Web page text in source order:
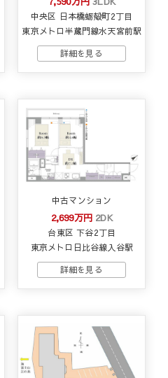
中央区 日本橋蛎殻町2丁目
東京メトロ半蔵門線水天宮前駅
中古マンション
2,699万円 2DK
台東区 下谷2丁目
東京メトロ日比谷線入谷駅